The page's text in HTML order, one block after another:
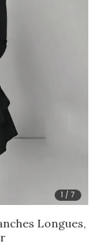
1 /7
Longues,